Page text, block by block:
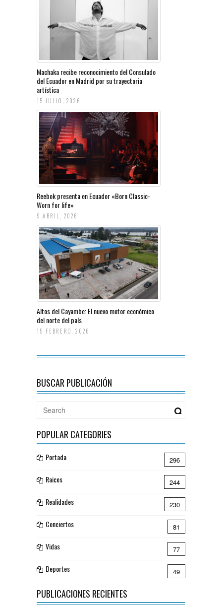
Machaka recibe reconocimiento del Consulado
del Ecuador en Madrid por su trayectoria
artística
15 JULIO, 2026
Reebok presenta en Ecuador «Born Classic-
Worn for life»
9 ABRIL, 2026
Altos del Cayambe: El nuevo motor económico
del norte del país
15 FEBRERO, 2026
BUSCAR PUBLICACIÓN
POPULAR CATEGORIES
Portada 296
Raices 244
Realidades 230
Conciertos 81
Vidas 77
Deportes 49
PUBLICACIONES RECIENTES